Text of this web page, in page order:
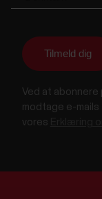
Ved at
modtage e-
vores